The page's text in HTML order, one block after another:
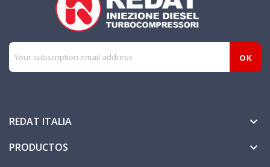
REDAT ITALIA 
PRODUCTOS 